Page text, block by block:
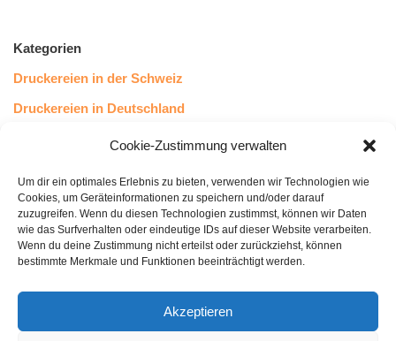
Cookie-Zustimmung verwalten
Um dir ein optimales Erlebnis zu bieten, verwenden wir Technologien wie
Cookies, um Geräteinformationen zu speichern und/oder darauf
zuzugreifen. Wenn du diesen Technologien zustimmst, können wir Daten
wie das Surfverhalten oder eindeutige IDs auf dieser Website verarbeiten.
Wenn du deine Zustimmung nicht erteilst oder zurückziehst, können
bestimmte Merkmale und Funktionen beeinträchtigt werden.
Akzeptieren
Kategorien
Druckereien in der Schweiz
Druckereien in Deutschland
Druckereien in Österreich
Kundenstimmen